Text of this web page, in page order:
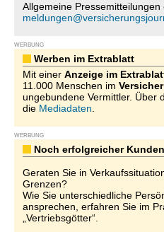
Allgemeine Pressemitteilungen
WERBUNG
Werben im Extrablatt
Mit einer Anzeige im
11.000 Menschen im
ungebundene Vermittler. Über
die Mediadaten
WERBUNG
Noch erfolgreicher
Geraten Sie in
Grenzen?
Wie Sie unterschiedliche
ansprechen, erfahren Sie im
„Vertriebsgötter“.